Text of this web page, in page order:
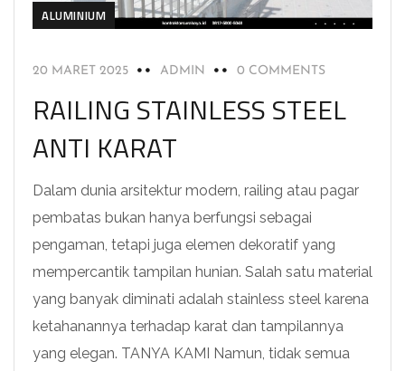
ALUMINIUM
20 MARET 2025 ADMIN 0 COMMENTS
RAILING STAINLESS STEEL
ANTI KARAT
Dalam dunia arsitektur modern, railing atau pagar
pembatas bukan hanya berfungsi sebagai
pengaman, tetapi juga elemen dekoratif yang
mempercantik tampilan hunian. Salah satu material
yang banyak diminati adalah stainless steel karena
ketahanannya terhadap karat dan tampilannya
yang elegan. TANYA KAMI Namun, tidak semua